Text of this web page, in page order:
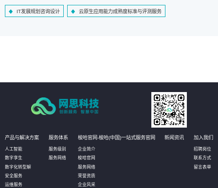
IT发展规划咨询设计 云原生应用能力成熟度标准与评测服务
产品与解决方案
人工智能
数字孪生
数字化转型解
安全服务
运维服务
服务体系
服务级别
服务网络
梭哈官网-梭哈(中国)一站式服务官网
企业简介
梭哈官网
服务网络
荣誉资质
企业风采
新闻资讯 加入我们
招聘岗位
联系方式
留言表单